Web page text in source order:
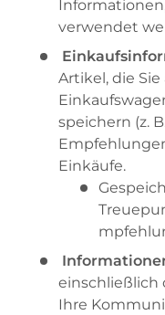
verwendet
Artikel, die
speichern (z.
Einkäufe.
einschließlich
Ihre